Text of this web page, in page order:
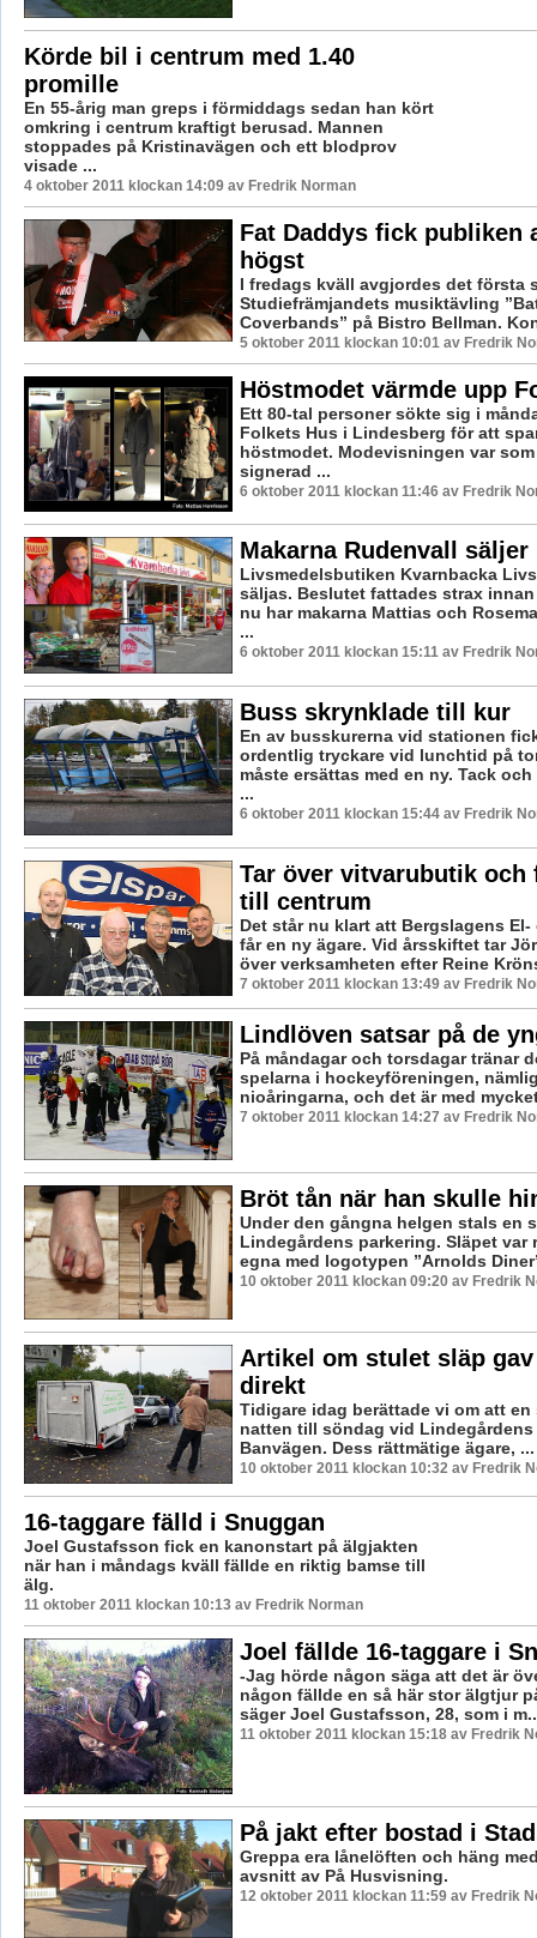
Körde bil i centrum med 1.40
promille
En 55-årig man greps i förmiddags sedan han kört
omkring i centrum kraftigt berusad. Mannen
stoppades på Kristinavägen och ett blodprov
visade ...
4 oktober 2011 klockan 14:09 av Fredrik Norman
Fat Daddys fick publiken
högst
I fredags kväll avgjordes det första
Studiefrämjandets musiktävling
Coverbands” på Bistro Bellman.
5 oktober 2011 klockan 10:01 av Fredrik
Höstmodet värmde upp
Ett 80-tal personer sökte sig i
Folkets Hus i Lindesberg för att
höstmodet. Modevisningen var
signerad ...
6 oktober 2011 klockan 11:46 av Fredrik
Makarna Rudenvall säljer
Livsmedelsbutiken Kvarnbacka
säljas. Beslutet fattades strax
nu har makarna Mattias och
...
6 oktober 2011 klockan 15:11 av Fredrik
Buss skrynklade till kur
En av busskurerna vid stationen
ordentlig tryckare vid lunchtid på
måste ersättas med en ny. Tack
...
6 oktober 2011 klockan 15:44 av Fredrik
Tar över vitvarubutik och
till centrum
Det står nu klart att Bergslagens
får en ny ägare. Vid årsskiftet tar
över verksamheten efter Reine
7 oktober 2011 klockan 13:49 av Fredrik
Lindlöven satsar på de
På måndagar och torsdagar tränar
spelarna i hockeyföreningen,
nioåringarna, och det är med
7 oktober 2011 klockan 14:27 av Fredrik
Bröt tån när han skulle
Under den gångna helgen stals en
Lindegårdens parkering. Släpet var
egna med logotypen ”Arnolds
10 oktober 2011 klockan 09:20 av Fredrik
Artikel om stulet släp
direkt
Tidigare idag berättade vi om att en
natten till söndag vid Lindegårdens
Banvägen. Dess rättmätige ägare, ...
10 oktober 2011 klockan 10:32 av Fredrik
16-taggare fälld i Snuggan
Joel Gustafsson fick en kanonstart på älgjakten
när han i måndags kväll fällde en riktig bamse till
älg.
11 oktober 2011 klockan 10:13 av Fredrik Norman
Joel fällde 16-taggare i
-Jag hörde någon säga att det är
någon fällde en så här stor älgtjur
säger Joel Gustafsson, 28, som i
11 oktober 2011 klockan 15:18 av Fredrik
På jakt efter bostad i
Greppa era lånelöften och häng
avsnitt av På Husvisning.
12 oktober 2011 klockan 11:59 av Fredrik